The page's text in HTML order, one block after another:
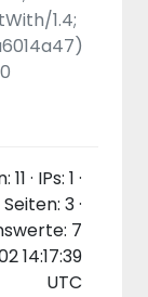
1.4;
· IPs: 1 ·
Seiten: 3 ·
7
14:17:39
UTC